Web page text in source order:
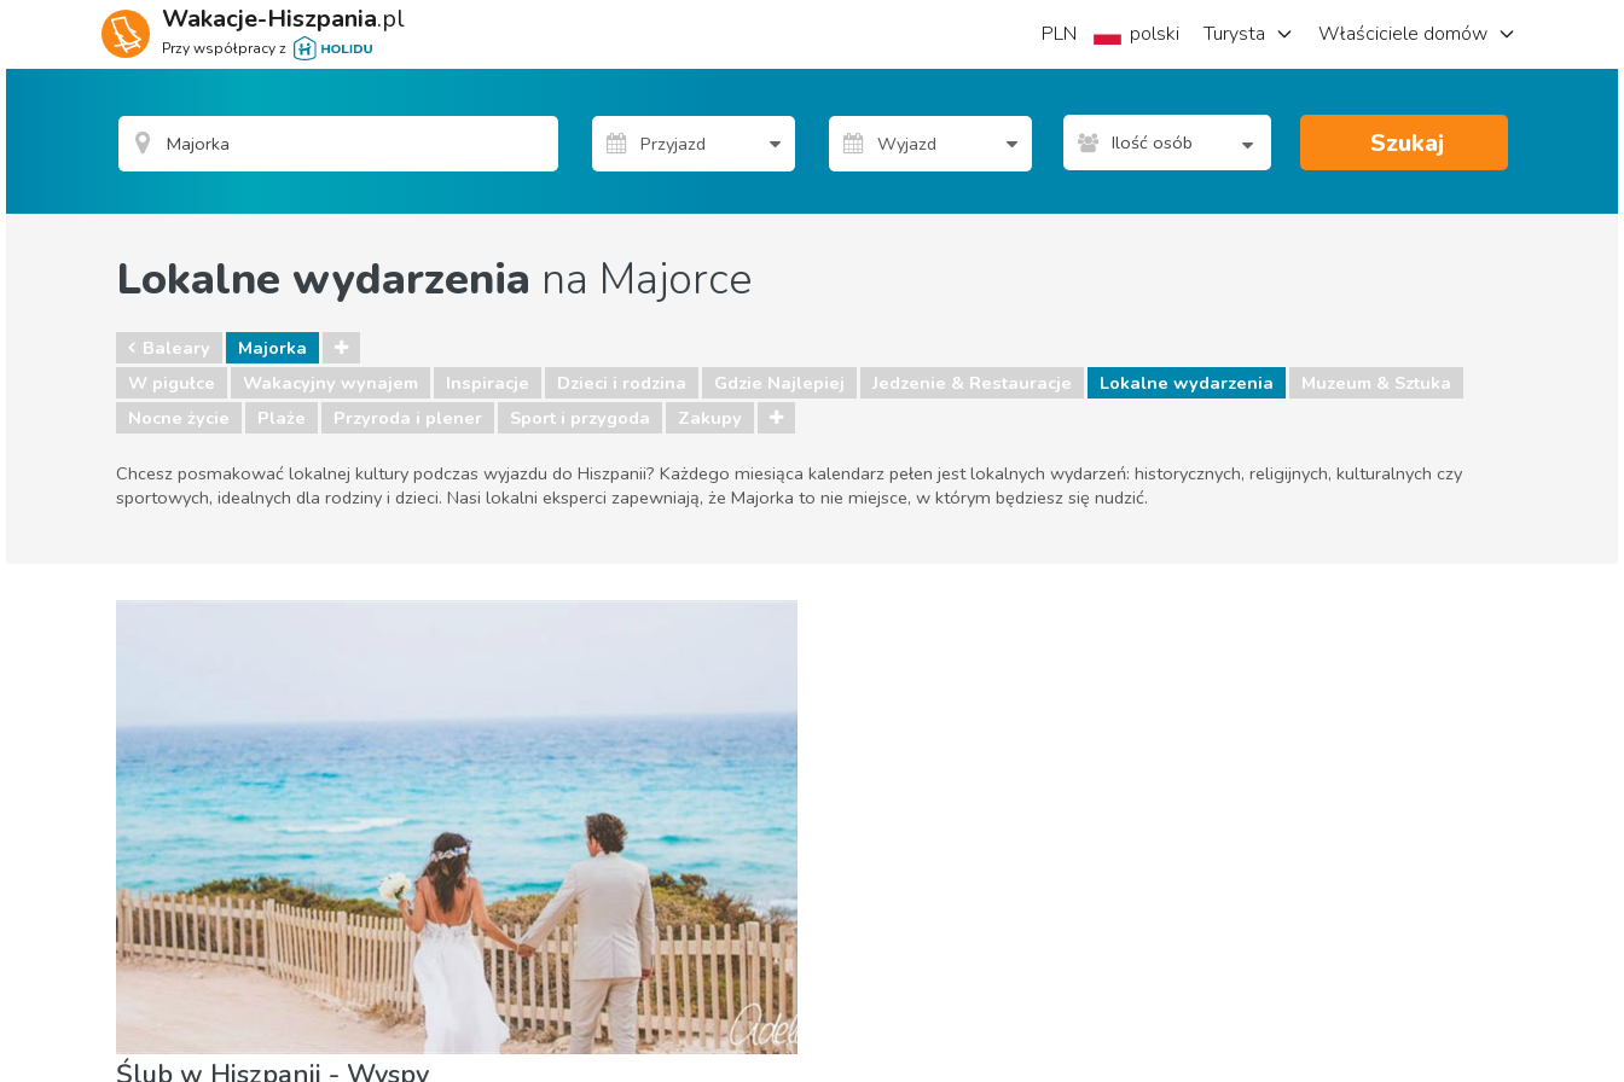
Wakacje-Hiszpania.pl
Przy współpracy z
PLN polski Turysta Właściciele domów
Ilość osób Szukaj
Lokalne wydarzenia na Majorce
Baleary
Majorka
W pigułce
Wakacyjny wynajem Inspiracje Dzieci i rodzina Gdzie Najlepiej Jedzenie & Restauracje Lokalne wydarzenia
Muzeum & Sztuka
Nocne życie
Plaże Przyroda i plener Sport i przygoda Zakupy
Chcesz posmakować lokalnej kultury podczas wyjazdu do Hiszpanii? Każdego miesiąca kalendarz pełen jest lokalnych wydarzeń: historycznych, religijnych, kulturalnych czy
sportowych, idealnych dla rodziny i dzieci. Nasi lokalni eksperci zapewniają, że Majorka to nie miejsce, w którym będziesz się nudzić.
Ślub w Hiszpanii - Wyspy